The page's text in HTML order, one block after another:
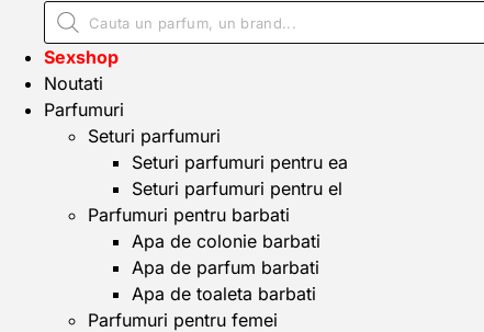
Sexshop
Noutati
Parfumuri
Seturi parfumuri
Seturi parfumuri pentru ea
Seturi parfumuri pentru el
Parfumuri pentru barbati
Apa de colonie barbati
Apa de parfum barbati
Apa de toaleta barbati
Parfumuri pentru femei